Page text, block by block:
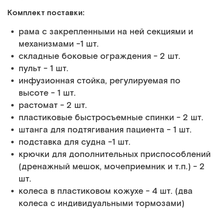
Комплект поставки:
рама с закрепленными на ней секциями и
механизмами -1 шт.
складные боковые ограждения - 2 шт.
пульт - 1 шт.
инфузионная стойка, регулируемая по
высоте - 1 шт.
растомат - 2 шт.
пластиковые быстросъемные спинки - 2 шт.
штанга для подтягивания пациента - 1 шт.
подставка для судна -1 шт.
крючки для дополнительных приспособлений
(дренажный мешок, мочеприемник и т.п.) - 2
шт.
колеса в пластиковом кожухе - 4 шт. (два
колеса с индивидуальными тормозами)